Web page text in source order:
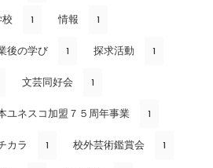
1 情報 1
後の学び 1 探求活動 1
文芸同好会 1
ユネスコ加盟７５周年事業 1
カラ 1 校外芸術鑑賞会 1